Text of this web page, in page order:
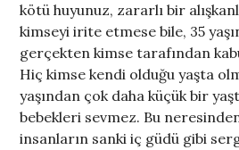
kötü huyunuz, zararlı bir
kimseyi irite etmese bile, 35
gerçekten kimse tarafından
Hiç kimse kendi olduğu yaşta
yaşından çok daha küçük bir
bebekleri sevmez. Bu
insanların sanki iç güdü gibi